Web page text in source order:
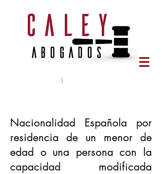
|
Nacionalidad Española por
residencia de un menor de
edad o una persona con la
capacidad modificada